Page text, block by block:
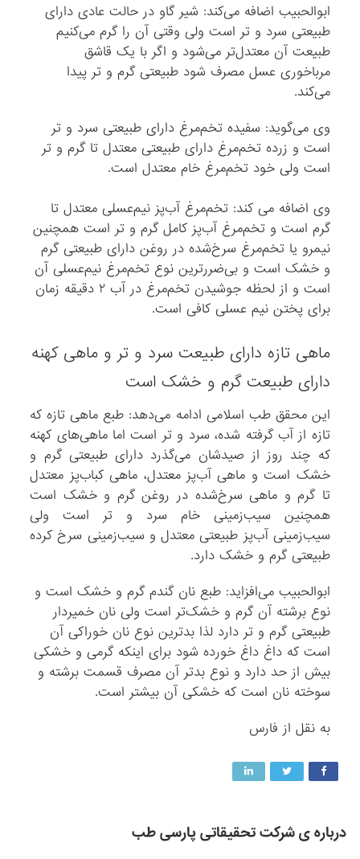
ابوالحبیب اضافه می‌کند: شیر گاو در حالت عادی دارای
طبیعتی سرد و تر است ولی وقتی آن را گرم می‌کنیم
طبیعت آن معتدل‌تر می‌شود و اگر با یک قاشق
مرباخوری عسل مصرف شود طبیعتی گرم و تر پیدا
می‌کند.
وی می‌گوید: سفیده تخم‌مرغ دارای طبیعتی سرد و تر
است و زرده تخم‌مرغ دارای طبیعتی معتدل تا گرم و تر
است ولی خود تخم‌مرغ خام معتدل است.
وی اضافه می کند: تخم‌مرغ آب‌پز نیم‌عسلی معتدل تا
گرم است و تخم‌مرغ آب‌پز کامل گرم و تر است همچنین
نیمرو یا تخم‌مرغ سرخ‌شده در روغن دارای طبیعتی گرم
و خشک است و بی‌ضررترین نوع تخم‌مرغ نیم‌عسلی آن
است و از لحظه جوشیدن تخم‌مرغ در آب ۲ دقیقه زمان
برای پختن نیم عسلی کافی است.
ماهی تازه دارای طبیعت سرد و تر و ماهی کهنه
دارای طبیعت گرم و خشک است
این محقق طب اسلامی ادامه می‌دهد: طبع ماهی تازه که
تازه از آب گرفته شده، سرد و تر است اما ماهی‌های کهنه
که چند روز از صیدشان می‌گذرد دارای طبیعتی گرم و
خشک است و ماهی آب‌پز معتدل، ماهی کباب‌پز معتدل
تا گرم و ماهی سرخ‌شده در روغن گرم و خشک است
همچنین سیب‌زمینی خام سرد و تر است ولی
سیب‌زمینی آب‌پز طبیعتی معتدل و سیب‌زمینی سرخ کرده
طبیعتی گرم و خشک دارد.
ابوالحبیب می‌افزاید: طبع نان گندم گرم و خشک است و
نوع برشته آن گرم و خشک‌تر است ولی نان خمیردار
طبیعتی گرم و تر دارد لذا بدترین نوع نان خوراکی آن
است که داغ داغ خورده شود برای اینکه گرمی و خشکی
بیش از حد دارد و نوع بدتر آن مصرف قسمت برشته و
سوخته نان است که خشکی آن بیشتر است.
به نقل از فارس
درباره ی شرکت تحقیقاتی پارسی طب